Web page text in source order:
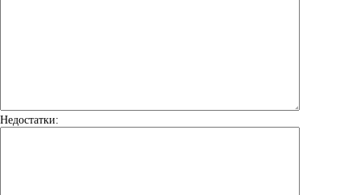
Недостатки: